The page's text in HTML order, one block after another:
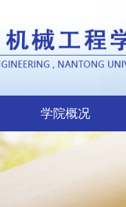
学院概况